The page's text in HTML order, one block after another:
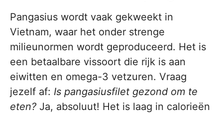
Pangasius wordt vaak gekweekt in
Vietnam, waar het onder strenge
milieunormen wordt geproduceerd. Het is
een betaalbare vissoort die rijk is aan
eiwitten en omega-3 vetzuren. Vraag
jezelf af: Is pangasiusfilet gezond om te
eten? Ja, absoluut! Het is laag in calorieën